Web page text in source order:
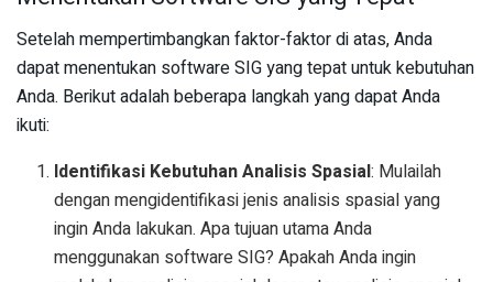
Setelah mempertimbangkan faktor-faktor di atas, Anda
dapat menentukan software SIG yang tepat untuk kebutuhan
Anda. Berikut adalah beberapa langkah yang dapat Anda
ikuti:
Identifikasi Kebutuhan Analisis Spasial: Mulailah
dengan mengidentifikasi jenis analisis spasial yang
ingin Anda lakukan. Apa tujuan utama Anda
menggunakan software SIG? Apakah Anda ingin